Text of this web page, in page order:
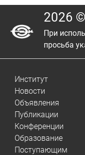
2026
При
просьба
Институт
Новости
Объявления
Публикации
Конференции
Образование
Поступающим